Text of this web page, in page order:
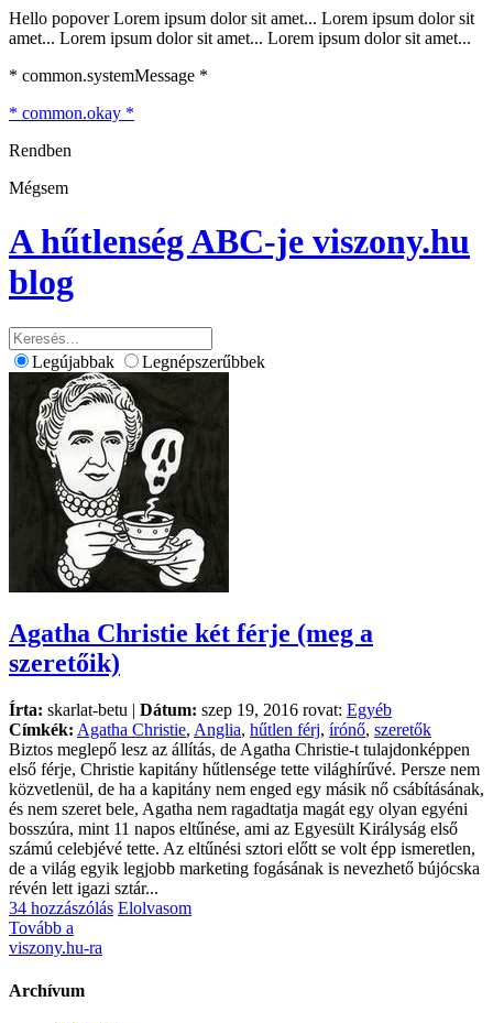
Hello popover Lorem ipsum dolor sit amet... Lorem ipsum dolor sit
amet... Lorem ipsum dolor sit amet... Lorem ipsum dolor sit amet...
* common.systemMessage *
* common.okay *
Rendben
Mégsem
A hűtlenség ABC-je viszony.hu
blog
Legújabbak Legnépszerűbbek
Agatha Christie két férje (meg a
szeretőik)
Írta: skarlat-betu | Dátum: szep 19, 2016 rovat: Egyéb
Címkék: Agatha Christie, Anglia, hűtlen férj, írónő, szeretők
Biztos meglepő lesz az állítás, de Agatha Christie-t tulajdonképpen
első férje, Christie kapitány hűtlensége tette világhírűvé. Persze nem
közvetlenül, de ha a kapitány nem enged egy másik nő csábításának,
és nem szeret bele, Agatha nem ragadtatja magát egy olyan egyéni
bosszúra, mint 11 napos eltűnése, ami az Egyesült Királyság első
számú celebjévé tette. Az eltűnési sztori előtt se volt épp ismeretlen,
de a világ egyik legjobb marketing fogásának is nevezhető bújócska
révén lett igazi sztár...
34 hozzászólás Elolvasom
Tovább a
viszony.hu-ra
Archívum